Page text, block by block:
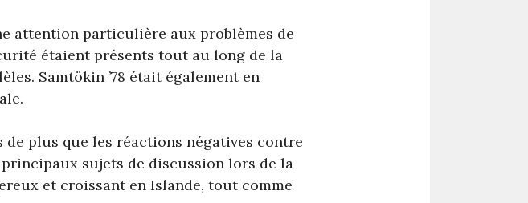
attention particulière aux problèmes de
étaient présents tout au long de la
Samtökin ’78 était également en
plus que les réactions négatives contre
sujets de discussion lors de la
et croissant en Islande, tout comme